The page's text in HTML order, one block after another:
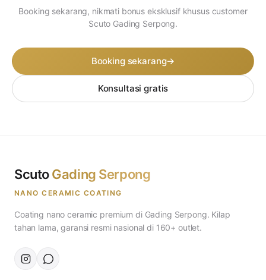
Booking sekarang, nikmati bonus eksklusif khusus customer
Scuto Gading Serpong.
Booking sekarang→
Konsultasi gratis
ScutoGading Serpong
NANO CERAMIC COATING
Coating nano ceramic premium di Gading Serpong. Kilap
tahan lama, garansi resmi nasional di 160+ outlet.